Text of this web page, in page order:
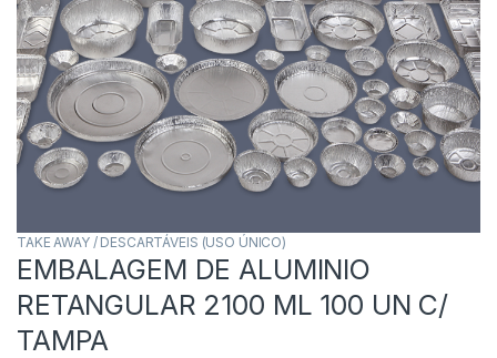
TAKE AWAY / DESCARTÁVEIS (USO ÚNICO)
EMBALAGEM DE ALUMINIO
RETANGULAR 2100 ML 100 UN C/
TAMPA